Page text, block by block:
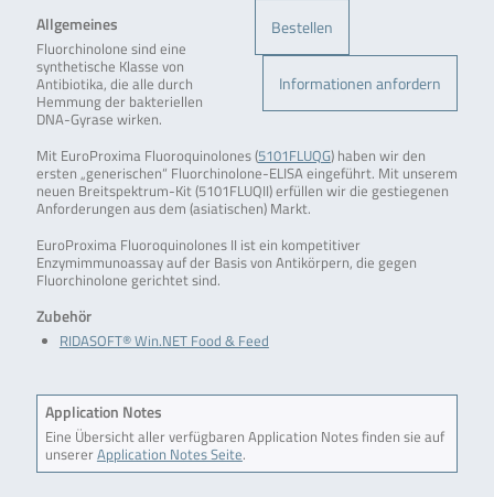
Bestellen
Informationen anfordern
Allgemeines
Fluorchinolone sind eine
synthetische Klasse von
Antibiotika, die alle durch
Hemmung der bakteriellen
DNA-Gyrase wirken.
Mit EuroProxima Fluoroquinolones (5101FLUQG) haben wir den
ersten „generischen“ Fluorchinolone-ELISA eingeführt. Mit unserem
neuen Breitspektrum-Kit (5101FLUQII) erfüllen wir die gestiegenen
Anforderungen aus dem (asiatischen) Markt.
EuroProxima Fluoroquinolones II ist ein kompetitiver
Enzymimmunoassay auf der Basis von Antikörpern, die gegen
Fluorchinolone gerichtet sind.
Zubehör
RIDASOFT® Win.NET Food & Feed
Application Notes
Eine Übersicht aller verfügbaren Application Notes finden sie auf
unsererApplication Notes Seite.